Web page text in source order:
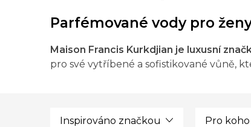
Parfémované vody pro
Maison Francis Kurkdjian je luxusní
pro své vytříbené a sofistikované vůně,
Inspirováno značkou Pro koho